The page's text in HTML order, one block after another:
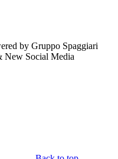
by Gruppo Spaggiari
New Social Media